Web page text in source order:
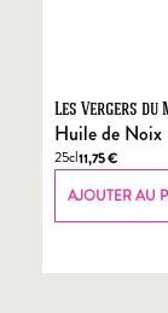
Les Vergers du
Huile de Noix
25cl11,75€
AJOUTER AU